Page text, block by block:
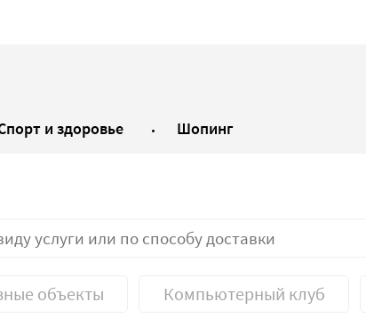
и здоровье Шопинг
объекты Компьютерный клуб